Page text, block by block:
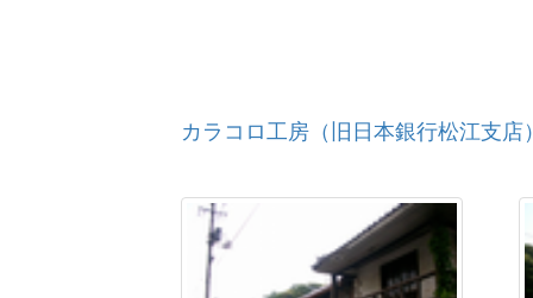
カラコロ工房（旧日本銀行松江支店